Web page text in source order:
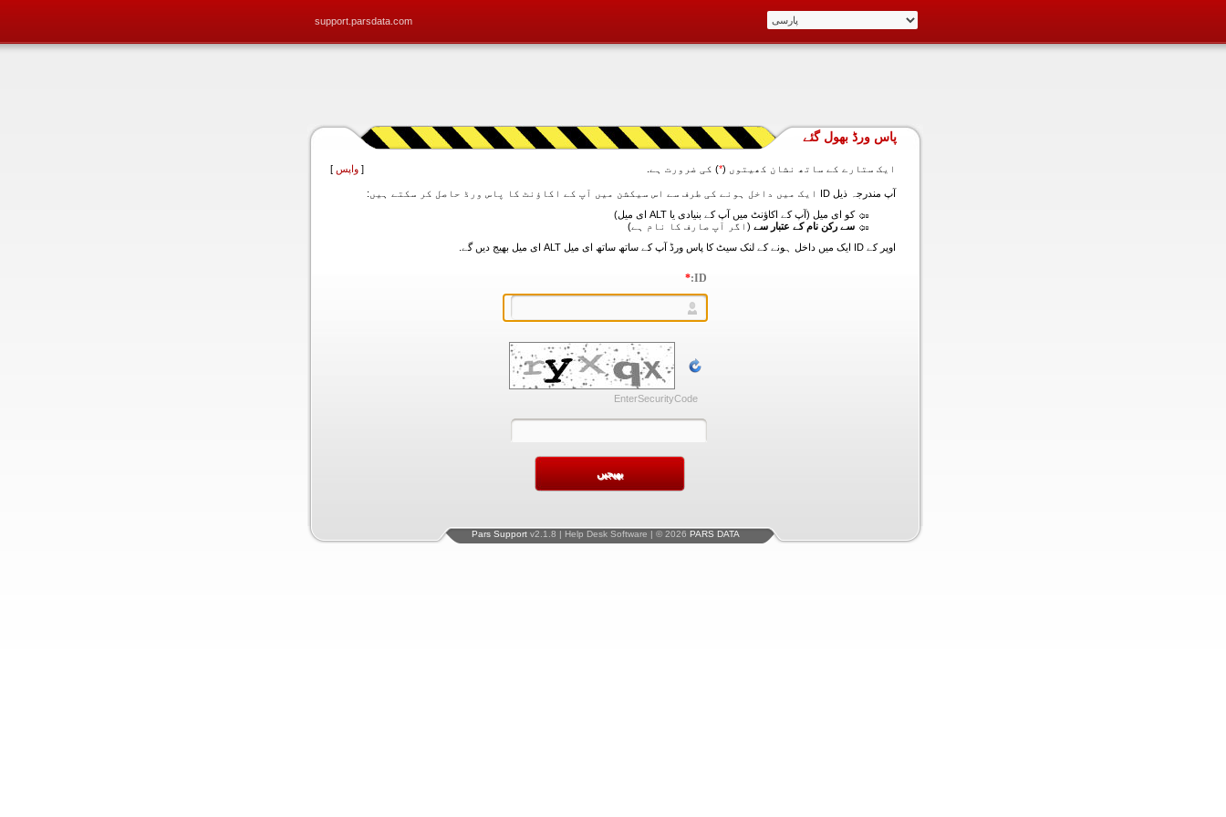
support.parsdata.com
پاس ورڈ بھول گئے
ایک ستارے کے ساتھ نشان کھیتوں (*) کی ضرورت ہے. [ واپس ]
آپ مندرجہ ذیل ID ایک میں داخل ہونے کی طرف سے اس سیکشن میں آپ کے اکاؤنٹ کا پاس ورڈ حاصل کر سکتے ہیں:
کو ای میل (آپ کے اکاؤنٹ میں آپ کے بنیادی یا ALT ای میل)
سے رکن نام کے عتبار سے (اگر آپ صارف کا نام ہے)
اوپر کے ID ایک میں داخل ہونے کے لنک سیٹ کا پاس ورڈ آپ کے ساتھ ساتھ ای میل ALT ای میل بھیج دیں گے.
ID:
*
EnterSecurityCode
Pars Support v2.1.8 | Help Desk Software | © 2026 PARS DATA